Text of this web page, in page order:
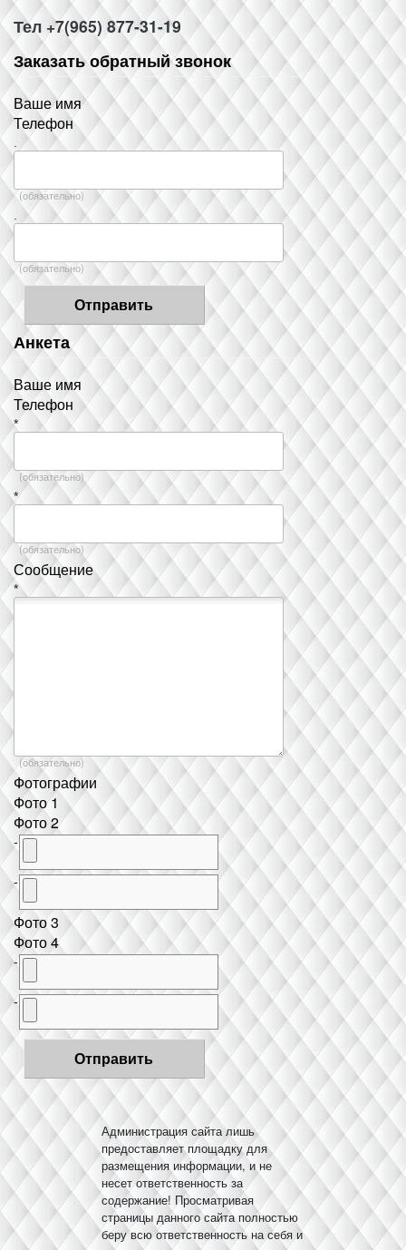
Тел +7(965) 877-31-19
Заказать обратный звонок
Ваше имя
Телефон
(обязательно)
(обязательно)
Анкета
Ваше имя
Телефон
*
(обязательно)
*
(обязательно)
Сообщение
*
(обязательно)
Фотографии
Фото 1
Фото 2
-
-
Фото 3
Фото 4
-
-
Администрация сайта лишь
предоставляет площадку для
размещения информации, и не
несет ответственность за
содержание! Просматривая
страницы данного сайта полностью
беру всю ответственность на себя и